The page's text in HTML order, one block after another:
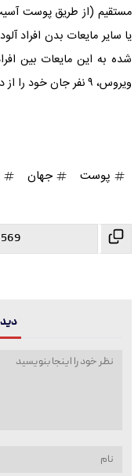
مستقیم (از طریق پوست
یا سایر مایعات بدن افراد
ویروس، ۹ نفر جان خود را از دست می‌دهند.
پوست جهان